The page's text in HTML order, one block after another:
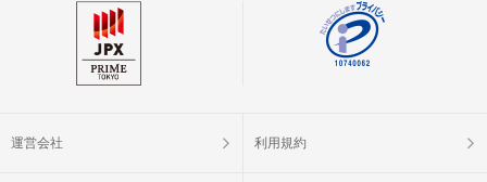
運営会社 利用規約